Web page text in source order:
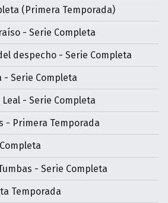
(Primera Temporada)
- Serie Completa
despecho - Serie Completa
- Serie Completa
- Serie Completa
- Primera Temporada
- Serie Completa
Temporada